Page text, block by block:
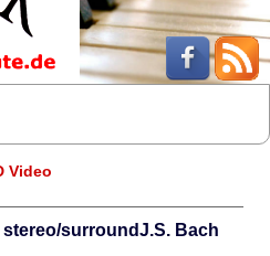
Video
surroundJ.S. Bach